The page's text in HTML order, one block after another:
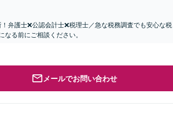
弁護士❌公認会計士❌税理士／急な税務調査でも安心な税
る前にご相談ください。
メールでお問い合わせ